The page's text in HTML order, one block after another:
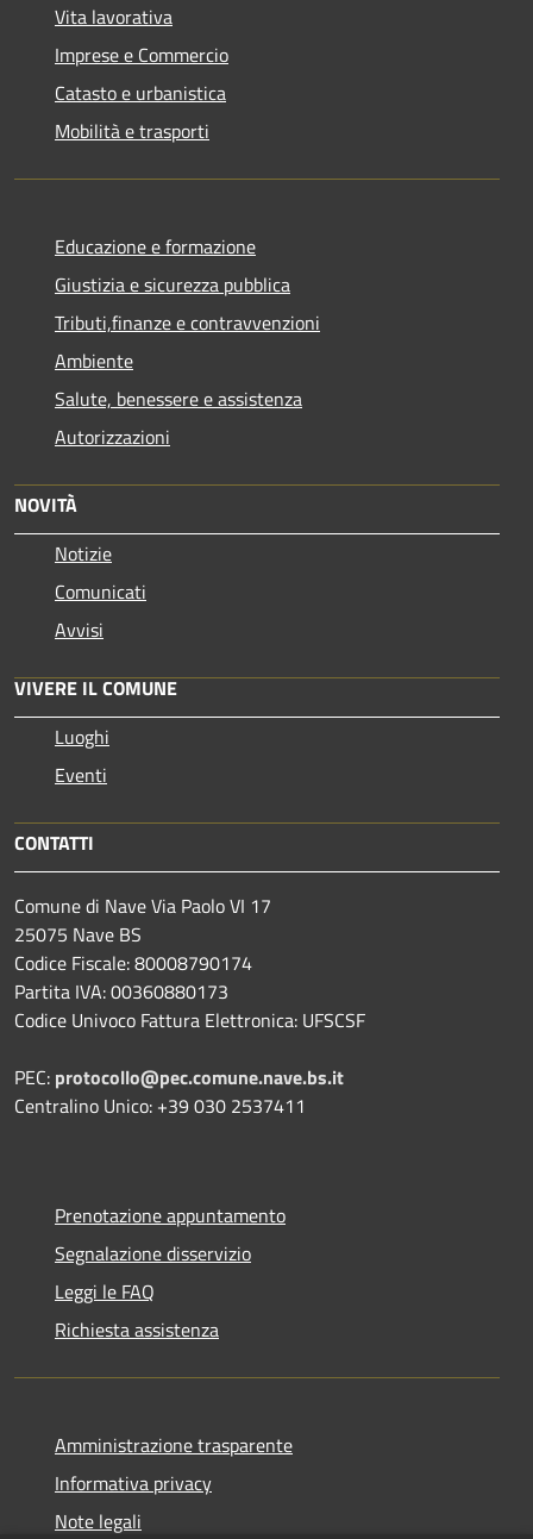
Vita lavorativa
Imprese e Commercio
Catasto e urbanistica
Mobilità e trasporti
Educazione e formazione
Giustizia e sicurezza pubblica
Tributi,finanze e contravvenzioni
Ambiente
Salute, benessere e assistenza
Autorizzazioni
NOVITÀ
Notizie
Comunicati
Avvisi
VIVERE IL COMUNE
Luoghi
Eventi
CONTATTI
Comune di Nave Via Paolo VI 17
25075 Nave BS
Codice Fiscale: 80008790174
Partita IVA: 00360880173
Codice Univoco Fattura Elettronica: UFSCSF
PEC: protocollo@pec.comune.nave.bs.it
Centralino Unico: +39 030 2537411
Prenotazione appuntamento
Segnalazione disservizio
Leggi le FAQ
Richiesta assistenza
Amministrazione trasparente
Informativa privacy
Note legali